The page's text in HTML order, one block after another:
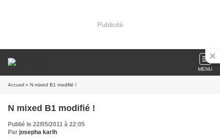
Publicité
MENU
Accueil » N mixed B1 modifié !
N mixed B1 modifié !
Publié le 22/05/2011 à 22:05
Par josepha karlh